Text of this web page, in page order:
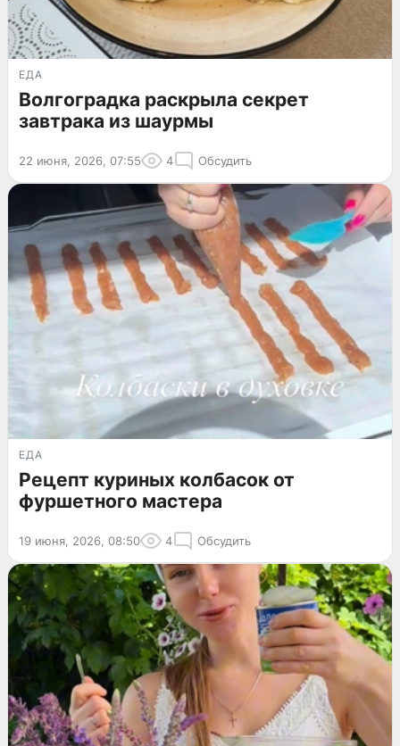
ЕДА
Волгоградка раскрыла секрет
завтрака из шаурмы
22 июня, 2026, 07:55 4 Обсудить
ЕДА
Рецепт куриных колбасок от
фуршетного мастера
19 июня, 2026, 08:50 4 Обсудить